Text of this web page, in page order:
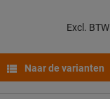
Excl. BTW
Naar de varianten